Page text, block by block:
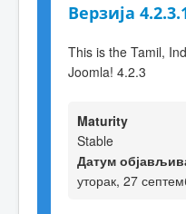
Верзија
This is the Tamil,
Joomla! 4.2.3
Maturity
Stable
Датум
уторак, 27